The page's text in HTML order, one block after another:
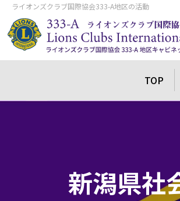
ライオンズクラブ国際協会333-A地区の活動
TOP
新潟県社